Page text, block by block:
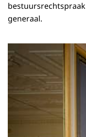
bestuursrechtspraak
generaal.